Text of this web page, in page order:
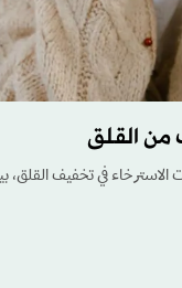
من القلق
الاسترخاء في تخفيف القلق،